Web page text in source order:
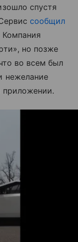
спустя
сообщил
Компания
но позже
во всем был
нежелание
приложении.